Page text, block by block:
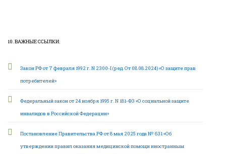
10. ВАЖНЫЕ ССЫЛКИ:
Закон РФ от 7 февраля 1992 г. N 2300-I (ред. От 08.08.2024) «О защите прав
потребителей»
Федеральный закон от 24 ноября 1995 г. N 181-ФЗ «О социальной защите
инвалидов в Российской Федерации»
Постановление Правительства РФ от 8 мая 2025 года № 631 «Об
утверждении правил оказания медицинской помощи иностранным